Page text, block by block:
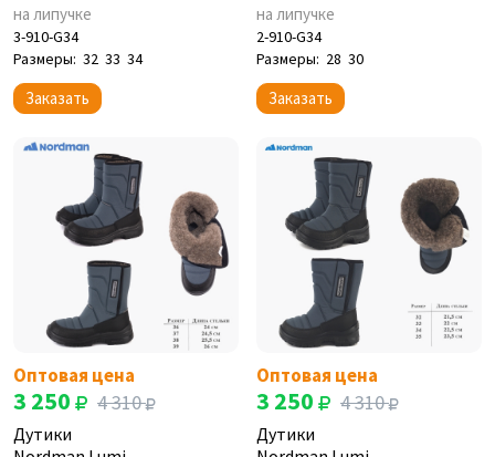
на липучке
3-910-G34
Размеры: 32 33 34
Заказать
на липучке
2-910-G34
Размеры: 28 30
Заказать
Оптовая цена
3 250 4 310
Дутики
Оптовая цена
3 250 4 310
Дутики